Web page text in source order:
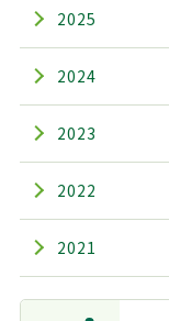
2025
2024
2023
2022
2021
主なメニュー